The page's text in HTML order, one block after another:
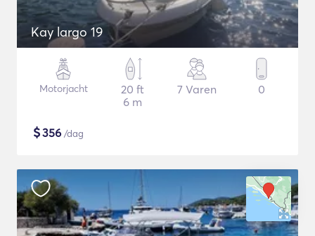
Kay largo 19
Motorjacht
20 ft
6 m
7 Varen 0
$356 /dag